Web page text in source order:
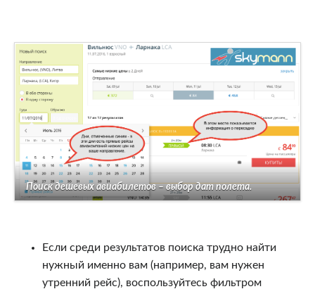
Поиск дешевых авиабилетов – выбор дат полета.
Если среди результатов поиска трудно найти
нужный именно вам (например, вам нужен
утренний рейс), воспользуйтесь фильтром